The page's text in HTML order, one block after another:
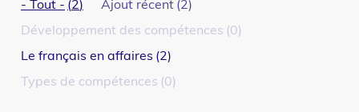
- Tout - 2 Ajout récent 2
Développement des compétences
0
Le français en affaires
2
Types de compétences
0